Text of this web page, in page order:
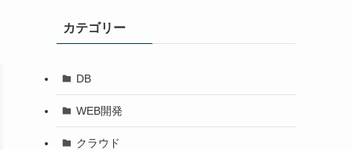
カテゴリー
DB
WEB開発
クラウド